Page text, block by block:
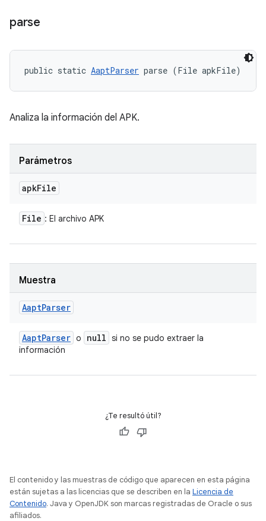
parse
public static AaptParser parse (File apkFile)
Analiza la información del APK.
Parámetros
apkFile
File : El archivo APK
Muestra
AaptParser
AaptParser o null si no se pudo extraer la
información
¿Te resultó útil?
El contenido y las muestras de código que aparecen en esta página
están sujetas a las licencias que se describen en la Licencia de
Contenido. Java y OpenJDK son marcas registradas de Oracle o sus
afiliados.